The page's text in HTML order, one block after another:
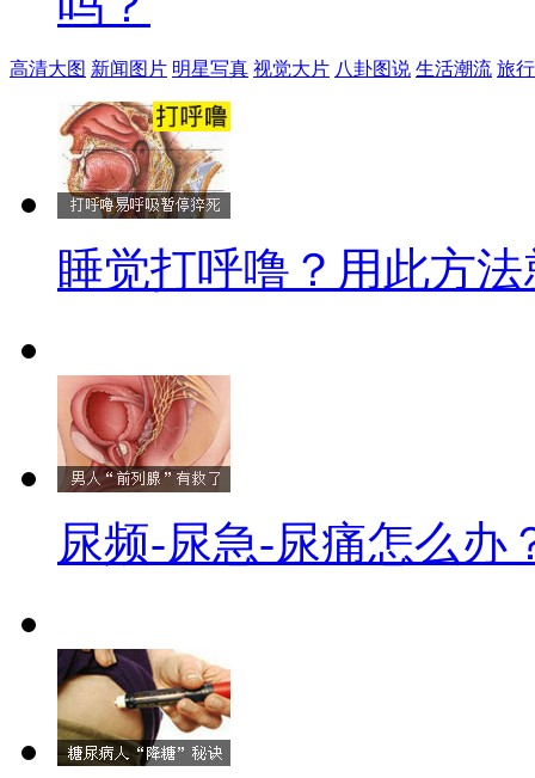
高清大图 新闻图片 明星写真 视觉大片 八卦图说 生活潮流 旅
睡觉打呼噜？用此方
尿频-尿急-尿痛怎么办